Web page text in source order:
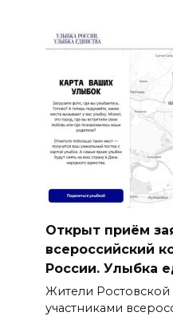
Открыт приём
всероссийский
России. Улыбка
Жители Ростовской
участниками